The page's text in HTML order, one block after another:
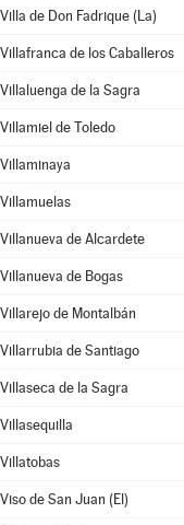
Villa de Don Fadrique (La)
Villafranca de los Caballeros
Villaluenga de la Sagra
Villamiel de Toledo
Villaminaya
Villamuelas
Villanueva de Alcardete
Villanueva de Bogas
Villarejo de Montalbán
Villarrubia de Santiago
Villaseca de la Sagra
Villasequilla
Villatobas
Viso de San Juan (El)